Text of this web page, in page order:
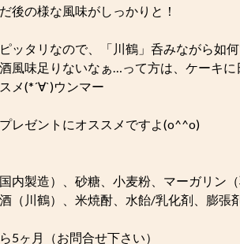
後の様な風味がしっかりと！
ッタリなので、「川鶴」呑みながら如何
風味足りないなぁ…って方は、ケーキ
メ(*´∀`)ウンマー
レゼントにオススメですよ(o^^o)
内製造）、砂糖、小麦粉、マーガリン
（川鶴）、米焼酎、水飴/乳化剤、膨張
5ヶ月（お問合せ下さい）